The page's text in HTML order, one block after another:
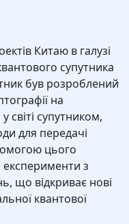
Китаю в галузі
супутника
був розроблений
на
світі супутником,
для передачі
цього
експерименти з
що відкриває нові
квантової